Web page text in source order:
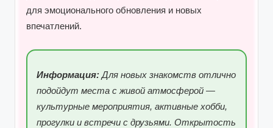
для эмоционального обновления и новых
впечатлений.
Информация: Для новых знакомств отлично
подойдут места с живой атмосферой —
культурные мероприятия, активные хобби,
прогулки и встречи с друзьями. Открытость